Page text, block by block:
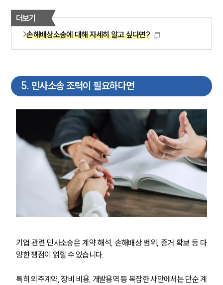
더보기
손해배상소송에 대해 자세히 알고 싶다면?
5. 민사소송 조력이 필요하다면
기업 관련 민사소송은 계약 해석, 손해배상 범위, 증거 확보 등 다
양한 쟁점이 얽힐 수 있습니다.
특히 외주계약, 장비 비용, 개발용역 등 복잡한 사안에서는 단순 계